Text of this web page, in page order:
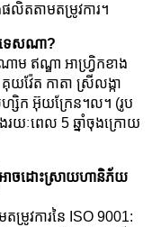
លិតតាមតម្រូវការ។
ទេសណា?
ាម ឥណ្ឌា អាហ្វ្រិកខាង
វ៉ែត កាតា ស្រីលង្កា
ហ្សិក អ៊ុយក្រែន។ល។ (រូប
យៈពេល 5 ឆ្នាំចុងក្រោយ
ាចដោះស្រាយហានិភ័យ
រូវការនៃ ISO 9001: